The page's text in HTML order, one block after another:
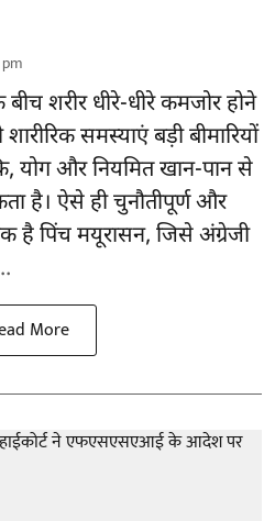
शरीर धीरे-धीरे कमजोर होने
समस्याएं बड़ी बीमारियों
योग और नियमित खान-पान से
है। ऐसे ही चुनौतीपूर्ण और
है पिंच मयूरासन, जिसे अंग्रेजी
More